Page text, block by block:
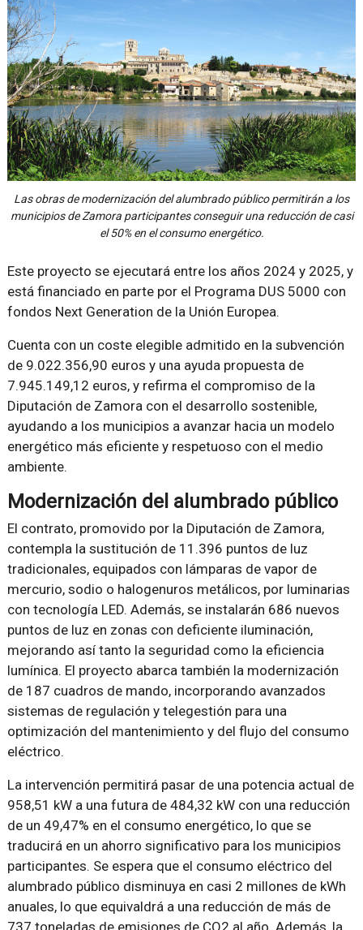
Las obras de modernización del alumbrado público permitirán a los
municipios de Zamora participantes conseguir una reducción de casi
el 50% en el consumo energético.
Este proyecto se ejecutará entre los años 2024 y 2025, y
está financiado en parte por el Programa DUS 5000 con
fondos Next Generation de la Unión Europea.
Cuenta con un coste elegible admitido en la subvención
de 9.022.356,90 euros y una ayuda propuesta de
7.945.149,12 euros, y refirma el compromiso de la
Diputación de Zamora con el desarrollo sostenible,
ayudando a los municipios a avanzar hacia un modelo
energético más eficiente y respetuoso con el medio
ambiente.
Modernización del alumbrado público
El contrato, promovido por la Diputación de Zamora,
contempla la sustitución de 11.396 puntos de luz
tradicionales, equipados con lámparas de vapor de
mercurio, sodio o halogenuros metálicos, por luminarias
con tecnología LED. Además, se instalarán 686 nuevos
puntos de luz en zonas con deficiente iluminación,
mejorando así tanto la seguridad como la eficiencia
lumínica. El proyecto abarca también la modernización
de 187 cuadros de mando, incorporando avanzados
sistemas de regulación y telegestión para una
optimización del mantenimiento y del flujo del consumo
eléctrico.
La intervención permitirá pasar de una potencia actual de
958,51 kW a una futura de 484,32 kW con una reducción
de un 49,47% en el consumo energético, lo que se
traducirá en un ahorro significativo para los municipios
participantes. Se espera que el consumo eléctrico del
alumbrado público disminuya en casi 2 millones de kWh
anuales, lo que equivaldrá a una reducción de más de